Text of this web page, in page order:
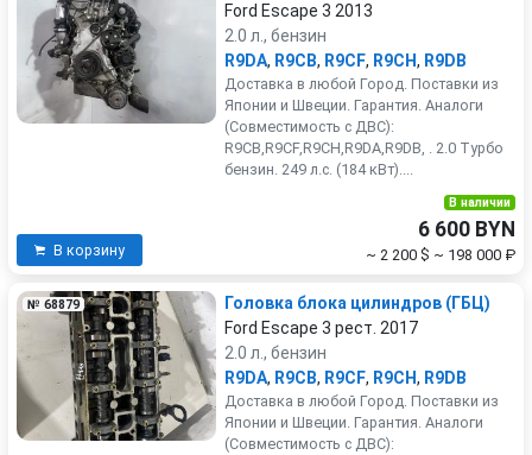
Ford Escape 3 2013
2.0 л., бензин
R9DA, R9CB, R9CF, R9CH, R9DB
Доставка в любой Город. Поставки из
Японии и Швеции. Гарантия. Аналоги
(Совместимость с ДВС):
R9CB,R9CF,R9CH,R9DA,R9DB, . 2.0 Турбо
бензин. 249 л.с. (184 кВт)....
В корзину
В наличии
6 600 BYN
~ 2 200 $ ~ 198 000 ₽
№ 68879
Головка блока цилиндров (ГБЦ)
Ford Escape 3 рест. 2017
2.0 л., бензин
R9DA, R9CB, R9CF, R9CH, R9DB
Доставка в любой Город. Поставки из
Японии и Швеции. Гарантия. Аналоги
(Совместимость с ДВС):